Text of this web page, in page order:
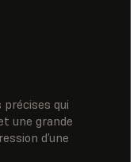
précises qui
une grande
d’une